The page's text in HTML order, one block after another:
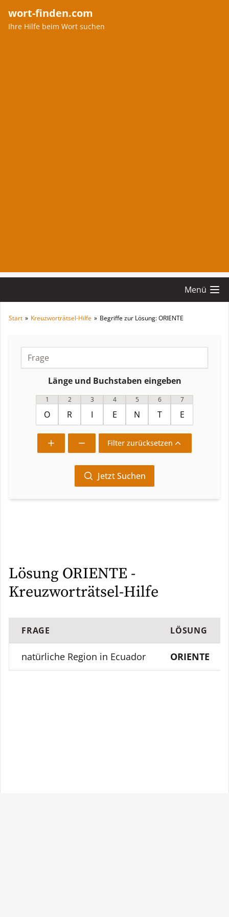
wort-finden.com
Ihre Hilfe beim Wort suchen
Menü
Start » Kreuzworträtsel-Hilfe » Begriffe zur Lösung: ORIENTE
Länge und Buchstaben eingeben
1 2 3 4 5 6 7
Filter zurücksetzen
Jetzt Suchen
Lösung ORIENTE -
Kreuzworträtsel-Hilfe
FRAGE LÖSUNG
natürliche Region in Ecuador ORIENTE